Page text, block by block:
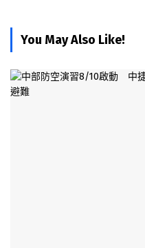
You May Also Like!